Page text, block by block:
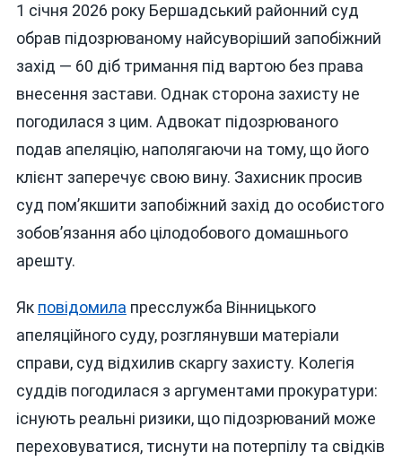
1 січня 2026 року Бершадський районний суд
обрав підозрюваному найсуворіший запобіжний
захід — 60 діб тримання під вартою без права
внесення застави. Однак сторона захисту не
погодилася з цим. Адвокат підозрюваного
подав апеляцію, наполягаючи на тому, що його
клієнт заперечує свою вину. Захисник просив
суд пом’якшити запобіжний захід до особистого
зобов’язання або цілодобового домашнього
арешту.
Як повідомила пресслужба Вінницького
апеляційного суду, розглянувши матеріали
справи, суд відхилив скаргу захисту. Колегія
суддів погодилася з аргументами прокуратури:
існують реальні ризики, що підозрюваний може
переховуватися, тиснути на потерпілу та свідків